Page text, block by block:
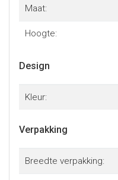
Maat:
Hoogte:
Design
Kleur:
Verpakking
Breedte verpakking: